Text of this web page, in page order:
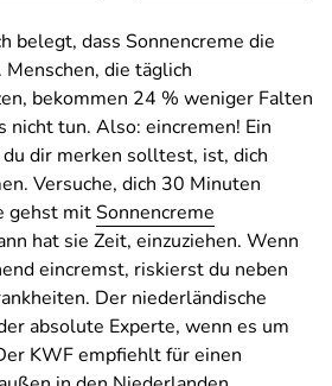
belegt, dass Sonnencreme die
die täglich
bekommen 24 % weniger Falten
nicht tun. Also: eincremen! Ein
dir merken solltest, ist, dich
Versuche, dich 30 Minuten
gehst mitSonnencreme
hat sie Zeit, einzuziehen. Wenn
eincremst, riskierst du neben
Der niederländische
absolute Experte, wenn es um
KWF empfiehlt für einen